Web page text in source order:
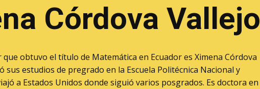
Córdova Vallejo
obtuvo el título de Matemática en Ecuador es Ximena Córdova
sus estudios de pregrado en la Escuela Politécnica Nacional y
a Estados Unidos donde siguió varios posgrados. Es doctora en